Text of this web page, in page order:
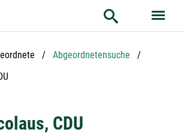
Abgeordnetensuche
CDU